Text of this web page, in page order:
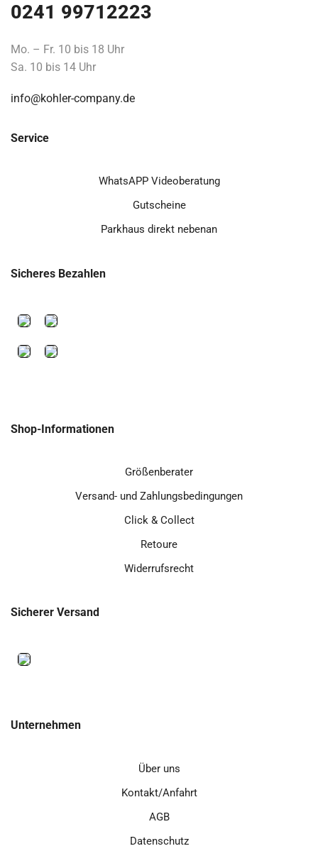
0241 99712223
Mo. – Fr. 10 bis 18 Uhr
Sa. 10 bis 14 Uhr
info@kohler-company.de
Service
WhatsAPP Videoberatung
Gutscheine
Parkhaus direkt nebenan
Sicheres Bezahlen
Shop-Informationen
Größenberater
Versand- und Zahlungsbedingungen
Click & Collect
Retoure
Widerrufsrecht
Sicherer Versand
Unternehmen
Über uns
Kontakt/Anfahrt
AGB
Datenschutz